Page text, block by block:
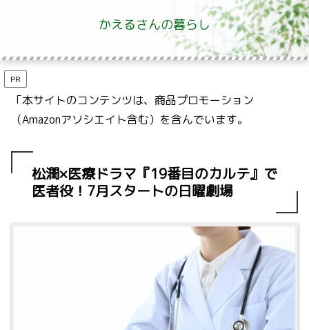
かえるさんの暮らし
PR
「本サイトのコンテンツは、商品プロモーション
（Amazonアソシエイト含む）を含んでいます。
松潤×医療ドラマ『19番目のカルテ』で
医者役！7月スタートの日曜劇場